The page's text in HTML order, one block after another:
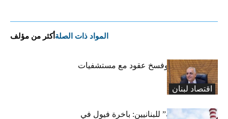
المواد ذات الصلة أكثر من مؤلف
اقتصاد لبنان
كركي: إنذارات وفسخ عقود مع مستشفيات
مخالفة
بشرى “كهربائية” للبنانيين: باخرة فيول في